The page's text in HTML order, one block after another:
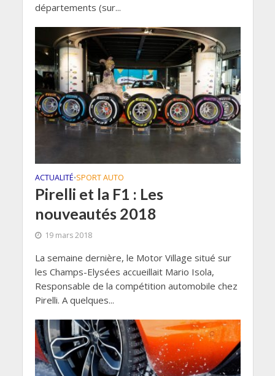
départements (sur...
ACTUALITÉ•SPORT AUTO
Pirelli et la F1 : Les
nouveautés 2018
19 mars 2018
La semaine dernière, le Motor Village situé sur
les Champs-Elysées accueillait Mario Isola,
Responsable de la compétition automobile chez
Pirelli. A quelques...